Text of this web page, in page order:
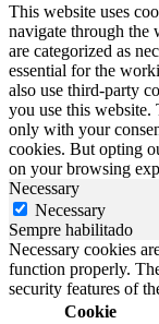
This website uses
navigate through the
are categorized as
essential for the
also use third-party
you use this
only with your
cookies. But opting
on your browsing
Necessary
Necessary
Sempre habilitado
Necessary cookies
function properly.
security features of
Cookie